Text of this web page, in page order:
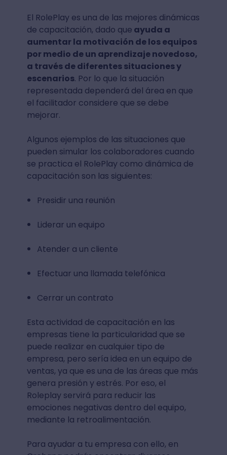
El RolePlay es una de las mejores dinámicas
de capacitación, dado que ayuda a
aumentar la motivación de los equipos
por medio de un aprendizaje novedoso,
a través de diferentes situaciones y
escenarios. Por lo que la situación
representada dependerá del área en que
el facilitador considere que se debe
mejorar.
Algunos ejemplos de las situaciones que
pueden simular los colaboradores cuando
se practica el RolePlay como dinámica de
capacitación son las siguientes:
Presidir una reunión
Liderar un equipo
Atender a un cliente
Efectuar una llamada telefónica
Cerrar un contrato
Esta actividad de capacitación en las
empresas tiene la particularidad que se
puede realizar en cualquier tipo de
empresa, pero sería idea en un equipo de
ventas, ya que es una de las áreas que más
genera presión y estrés. Por eso, el
Roleplay servirá para reducir las
emociones negativas dentro del equipo,
mediante la retroalimentación.
Para ayudar a tu empresa con ello, en